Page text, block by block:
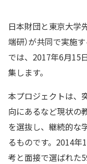
日本財団と東京大学
端研）が共同で実施
では、2017年6月15
集します。
本プロジェクトは、
向にあるなど現状の
を選抜し、継続的な
るものです。2014
考と面接で選ばれた